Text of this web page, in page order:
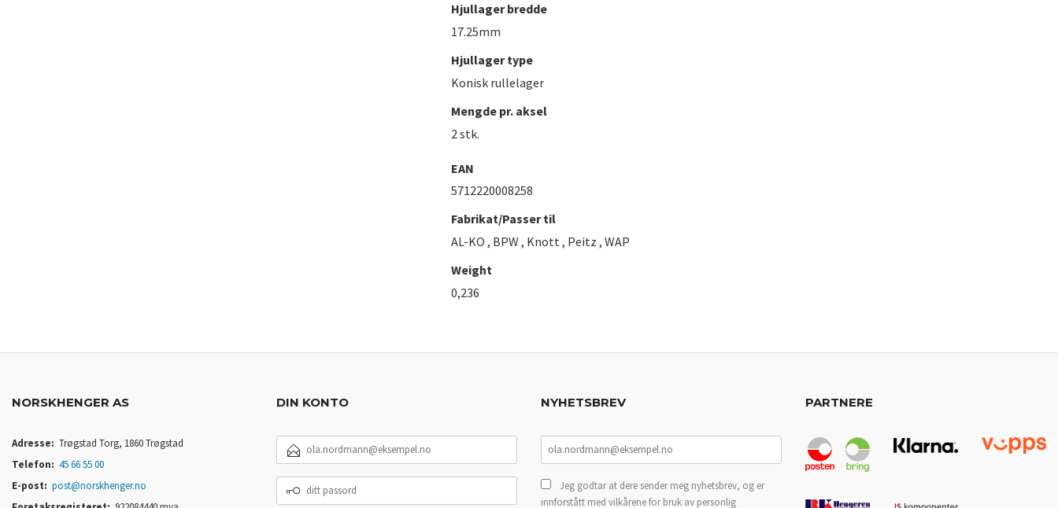
Hjullager bredde
17.25mm
Hjullager type
Konisk rullelager
Mengde pr. aksel
2 stk.
EAN
5712220008258
Fabrikat/Passer til
AL-KO , BPW , Knott , Peitz , WAP
Weight
0,236
NORSKHENGER AS
Adresse: Trøgstad Torg, 1860 Trøgstad
Telefon: 45 66 55 00
E-post: post@norskhenger.no
DIN KONTO
POSTADRESSE
PASSORD
NYHETSBREV
Jeg godtar at dere sender meg nyhetsbrev, og er
innforstått med vilkårene for bruk av personlig
PARTNERE